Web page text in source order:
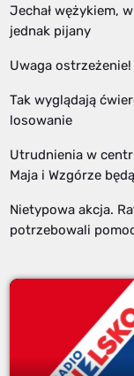
Jechał wężykiem,
jednak pijany
Uwaga
Tak wyglądają
losowanie
Utrudnienia w
Maja i Wzgórze
Nietypowa akcja.
potrzebowali